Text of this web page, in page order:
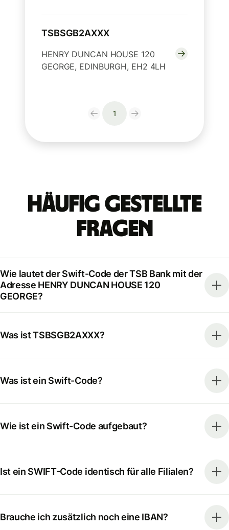
TSBSGB2AXXX
HENRY DUNCAN HOUSE 120
GEORGE, EDINBURGH, EH2 4LH
1
Häufig gestellte
Fragen
Wie lautet der Swift-Code der TSB Bank mit der
Adresse HENRY DUNCAN HOUSE 120
GEORGE?
Was ist TSBSGB2AXXX?
Was ist ein Swift-Code?
Wie ist ein Swift-Code aufgebaut?
Ist ein SWIFT-Code identisch für alle Filialen?
Brauche ich zusätzlich noch eine IBAN?